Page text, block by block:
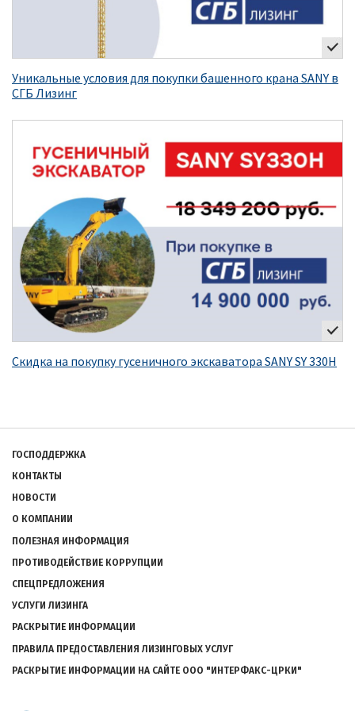
Уникальные условия для покупки башенного крана SANY в
СГБ Лизинг
Скидка на покупку гусеничного экскаватора SANY SY 330H
Подвал
ГОСПОДДЕРЖКА
КОНТАКТЫ
НОВОСТИ
О КОМПАНИИ
ПОЛЕЗНАЯ ИНФОРМАЦИЯ
ПРОТИВОДЕЙСТВИЕ КОРРУПЦИИ
СПЕЦПРЕДЛОЖЕНИЯ
УСЛУГИ ЛИЗИНГА
РАСКРЫТИЕ ИНФОРМАЦИИ
ПРАВИЛА ПРЕДОСТАВЛЕНИЯ ЛИЗИНГОВЫХ УСЛУГ
РАСКРЫТИЕ ИНФОРМАЦИИ НА САЙТЕ ООО "ИНТЕРФАКС-ЦРКИ"